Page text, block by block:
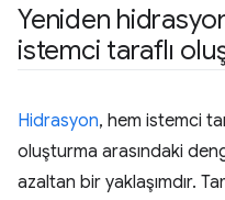
Yeniden
istemci taraflı
Hidrasyon, hem istemci
oluşturma arasındaki
azaltan bir yaklaşımdır.